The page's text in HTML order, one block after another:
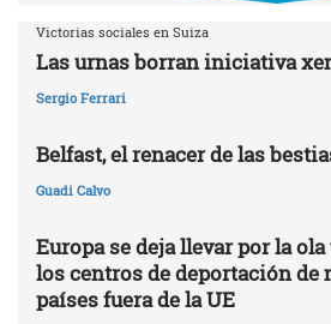
Victorias sociales en Suiza
Las urnas borran iniciativa
Sergio Ferrari
Belfast, el renacer de las
Guadi Calvo
Europa se deja llevar por la
los centros de deportación de
países fuera de la UE